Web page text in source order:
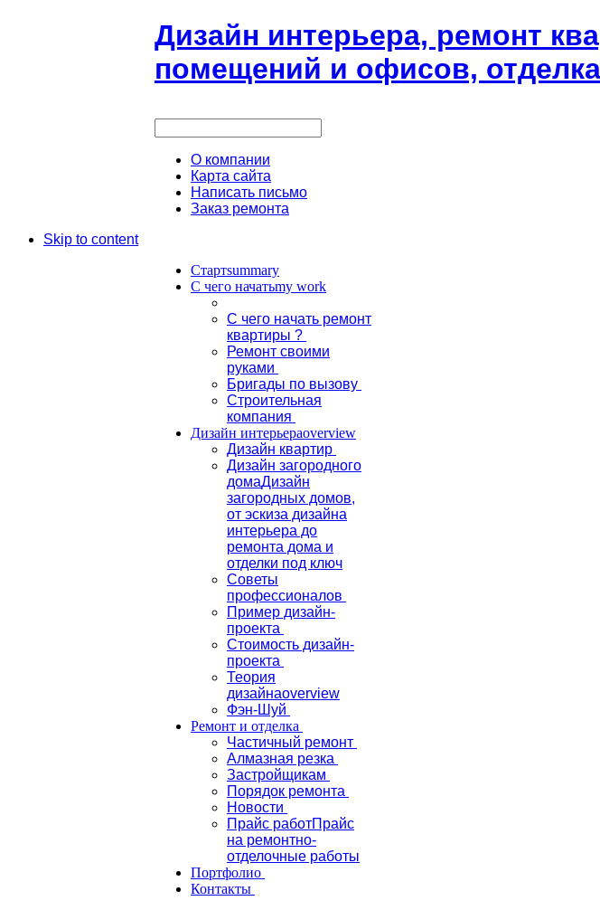
Дизайн интерьера, ремонт
помещений и офисов,
О компании
Карта сайта
Написать письмо
Заказ ремонта
Skip to content
Стартsummary
С чего начатьmy work
С чего начать ремонт
квартиры ?
Ремонт своими
руками
Бригады по вызову
Строительная
компания
Дизайн интерьераoverview
Дизайн квартир
Дизайн загородного
домаДизайн
загородных домов,
от эскиза дизайна
интерьера до
ремонта дома и
отделки под ключ
Советы
профессионалов
Пример дизайн-
проекта
Стоимость дизайн-
проекта
Теория
дизайнаoverview
Фэн-Шуй
Ремонт и отделка
Частичный ремонт
Алмазная резка
Застройщикам
Порядок ремонта
Новости
Прайс работПрайс
на ремонтно-
отделочные работы
Портфолио
Контакты